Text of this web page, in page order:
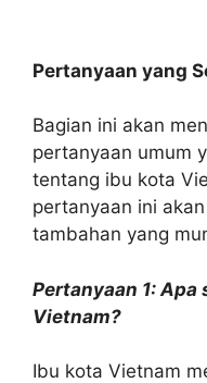
Pertanyaan yang
Bagian ini akan
pertanyaan umum
tentang ibu kota
pertanyaan ini
tambahan yang
Pertanyaan 1:
Vietnam?
Ibu kota Vietnam